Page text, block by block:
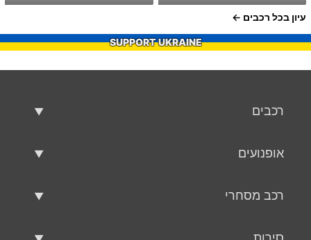
עיון בכל רכבים
SUPPORT UKRAINE
רכבים
אופנועים
רכב מסחרי